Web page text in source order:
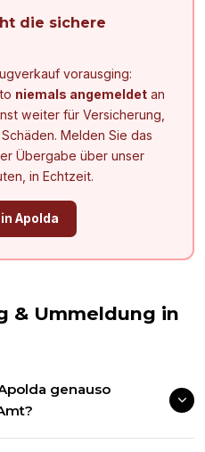
die sichere
vorausging:
niemals angemeldetan
weiter für Versicherung,
Melden Sie das
Übergabe über unser
in Echtzeit.
Apolda
& Ummeldung in
genauso